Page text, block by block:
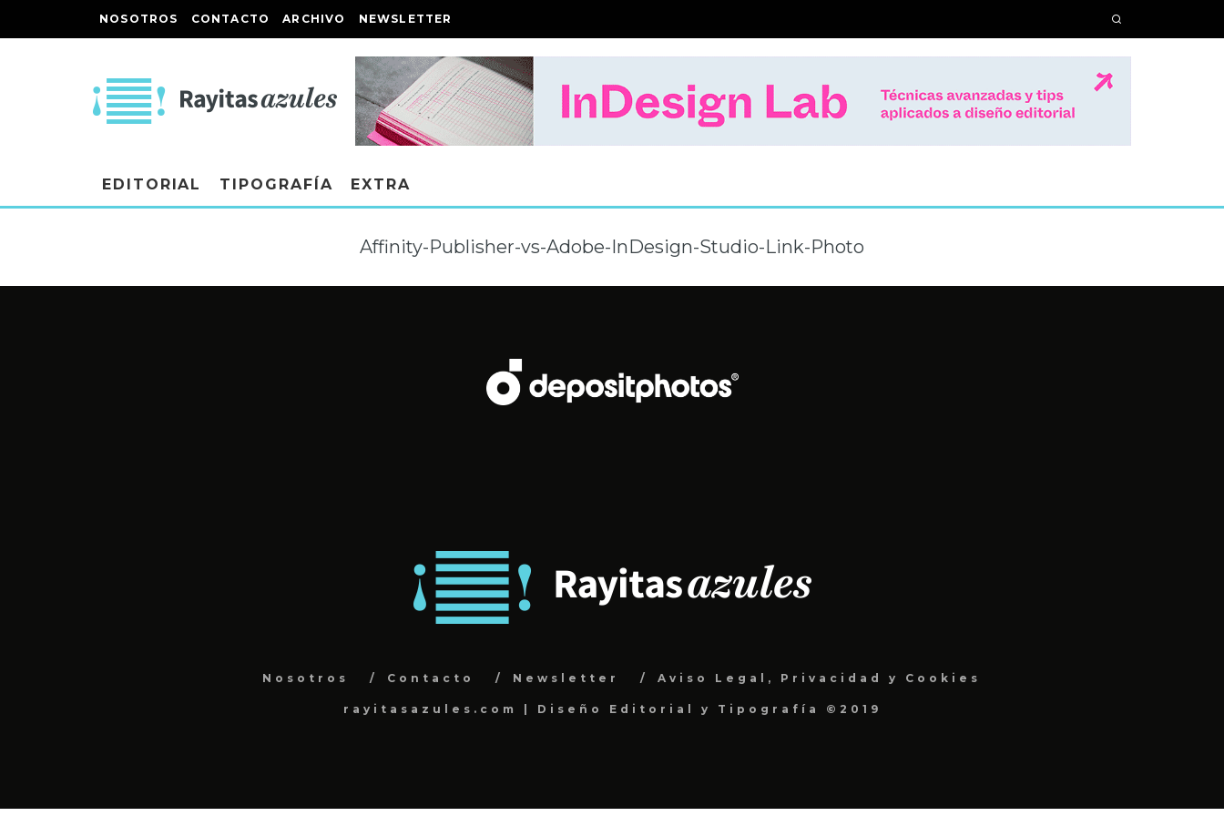
NOSOTROS CONTACTO ARCHIVO NEWSLETTER
EDITORIAL TIPOGRAFÍA EXTRA
Affinity-Publisher-vs-Adobe-InDesign-Studio-Link-Photo
Nosotros Contacto Newsletter Aviso Legal, Privacidad y Cookies
rayitasazules.com | Diseño Editorial y Tipografía ©2019